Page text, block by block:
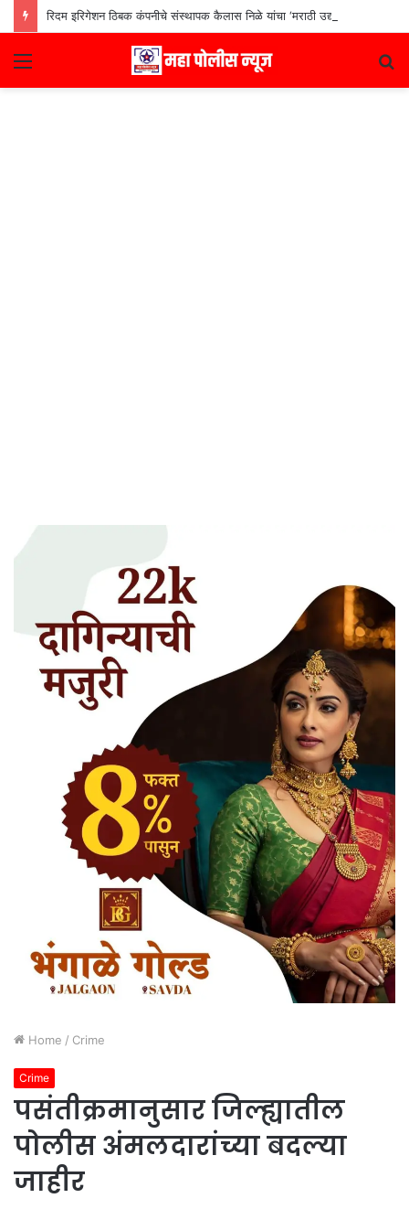
Menu
Home / Crime
Crime
पसंतीक्रमानुसार जिल्ह्यातील
पोलीस अंमलदारांच्या बदल्या
जाहीर